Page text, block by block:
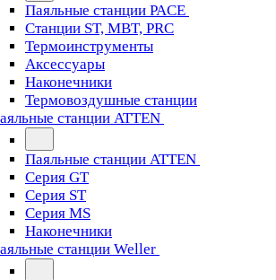
Паяльные станции PACE
Станции ST, MBT, PRC
Термоинструменты
Аксессуары
Наконечники
Термовоздушные станции
станции ATTEN
Паяльные станции ATTEN
Серия GT
Серия ST
Серия MS
Наконечники
станции Weller